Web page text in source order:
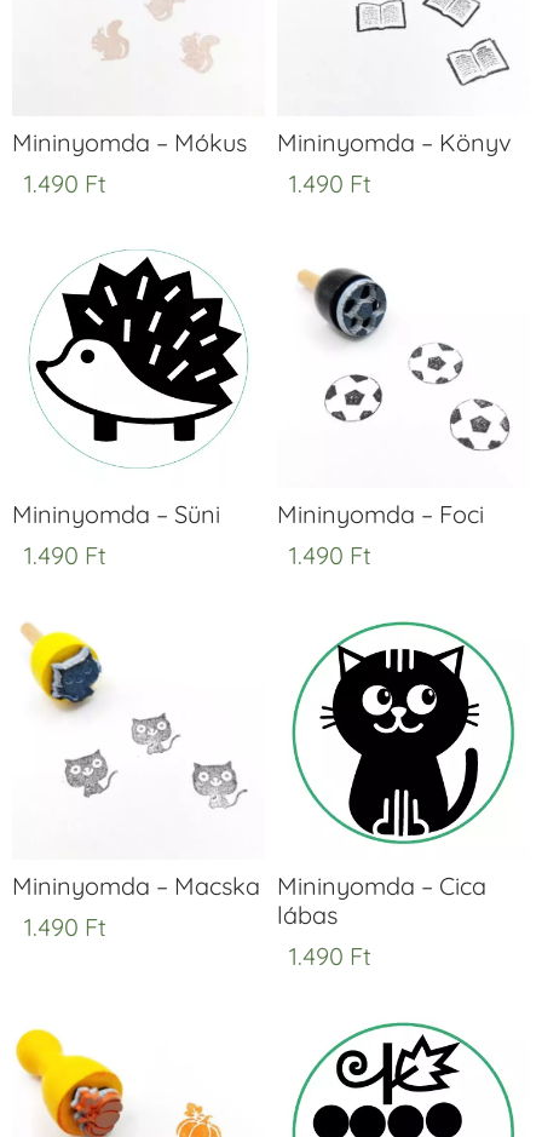
Mininyomda – Mókus
1.490 Ft
Mininyomda – Könyv
1.490 Ft
Mininyomda – Süni
1.490 Ft
Mininyomda – Foci
1.490 Ft
Mininyomda – Macska
1.490 Ft
Mininyomda – Cica
lábas
1.490 Ft